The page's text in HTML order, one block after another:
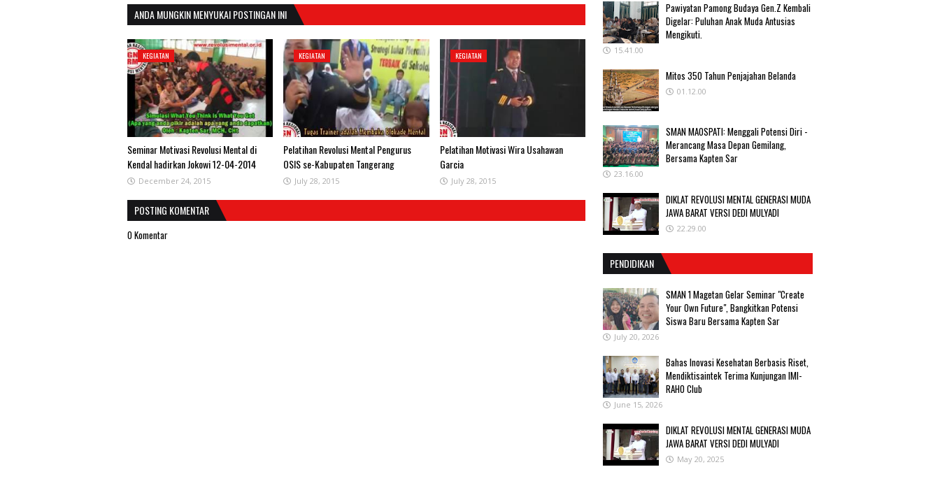
ANDA MUNGKIN MENYUKAI POSTINGAN INI
KEGIATAN
Seminar Motivasi Revolusi Mental di
Kendal hadirkan Jokowi 12-04-2014
December 24, 2015
KEGIATAN
Pelatihan Revolusi Mental Pengurus
OSIS se-Kabupaten Tangerang
July 28, 2015
KEGIATAN
Pelatihan Motivasi Wira Usahawan
Garcia
July 28, 2015
POSTING KOMENTAR
0 Komentar
Pawiyatan Pamong Budaya Gen.Z Kembali
Digelar: Puluhan Anak Muda Antusias
Mengikuti.
15.41.00
Mitos 350 Tahun Penjajahan Belanda
01.12.00
SMAN MAOSPATI: Menggali Potensi Diri -
Merancang Masa Depan Gemilang,
Bersama Kapten Sar
23.16.00
DIKLAT REVOLUSI MENTAL GENERASI MUDA
JAWA BARAT VERSI DEDI MULYADI
22.29.00
PENDIDIKAN
SMAN 1 Magetan Gelar Seminar "Create
Your Own Future", Bangkitkan Potensi
Siswa Baru Bersama Kapten Sar
July 20, 2026
Bahas Inovasi Kesehatan Berbasis Riset,
Mendiktisaintek Terima Kunjungan IMI-
RAHO Club
June 15, 2026
DIKLAT REVOLUSI MENTAL GENERASI MUDA
JAWA BARAT VERSI DEDI MULYADI
May 20, 2025